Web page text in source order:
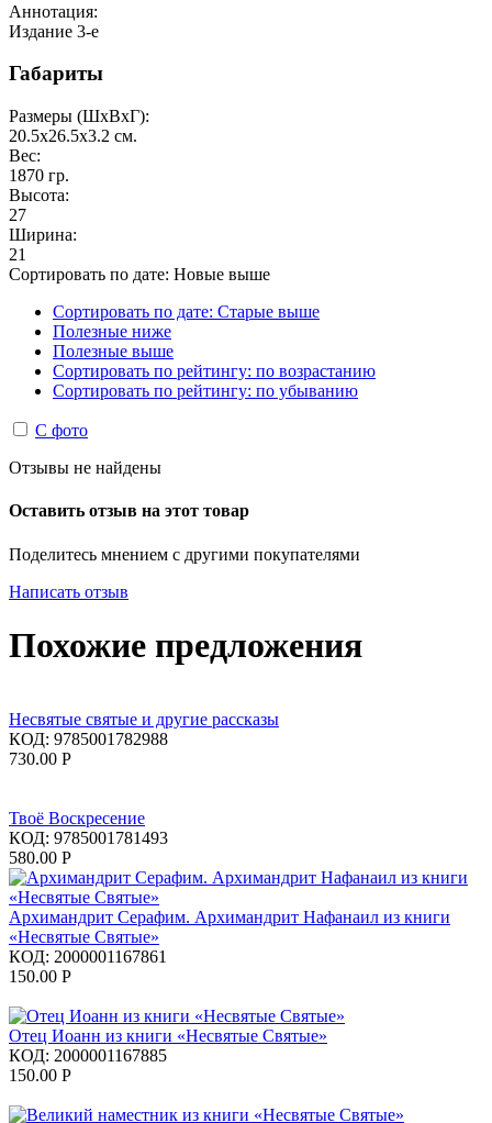
Аннотация:
Издание 3-е
Габариты
Размеры (ШxВxГ):
20.5x26.5x3.2 см.
Вес:
1870 гр.
Высота:
27
Ширина:
21
Сортировать по дате: Новые выше
Сортировать по дате: Старые выше
Полезные ниже
Полезные выше
Сортировать по рейтингу: по возрастанию
Сортировать по рейтингу: по убыванию
С фото
Отзывы не найдены
Оставить отзыв на этот товар
Поделитесь мнением с другими покупателями
Написать отзыв
Похожие предложения
Несвятые святые и другие рассказы
КОД: 9785001782988
730.00 Р
Твоё Воскресение
КОД: 9785001781493
580.00 Р
Архимандрит Серафим. Архимандрит Нафанаил из книги
«Несвятые Святые»
КОД: 2000001167861
150.00 Р
Отец Иоанн из книги «Несвятые Святые»
КОД: 2000001167885
150.00 Р